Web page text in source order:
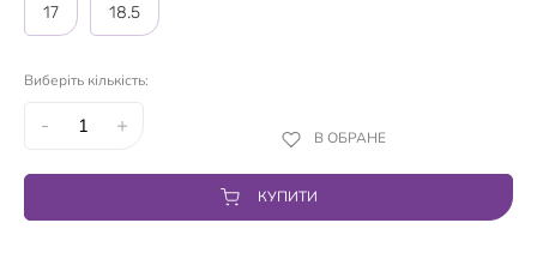
17 18.5
Виберіть кількість:
- + В ОБРАНЕ
КУПИТИ